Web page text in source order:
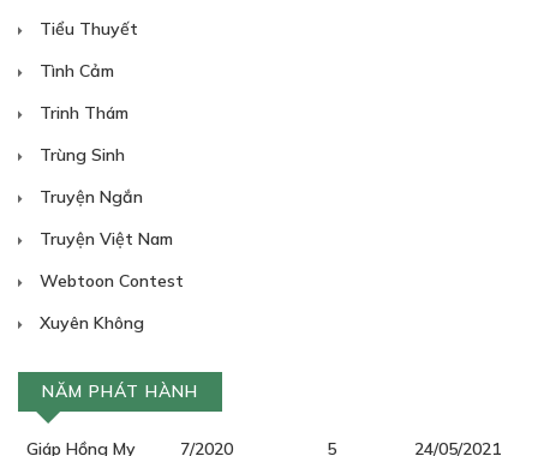
Tiểu Thuyết
Tình Cảm
Trinh Thám
Trùng Sinh
Truyện Ngắn
Truyện Việt Nam
Webtoon Contest
Xuyên Không
NĂM PHÁT HÀNH
Giáp Hồng My 7/2020 5
24/05/2021